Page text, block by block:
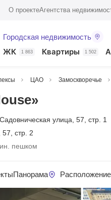
О проектеАгентства
Городская недвижимость
ЖК 1 863 Квартиры 1 502
ЦАО Замоскворечье
Садовническая улица 57 стр. 1
57 стр. 2
пешком
Панорама Расположение